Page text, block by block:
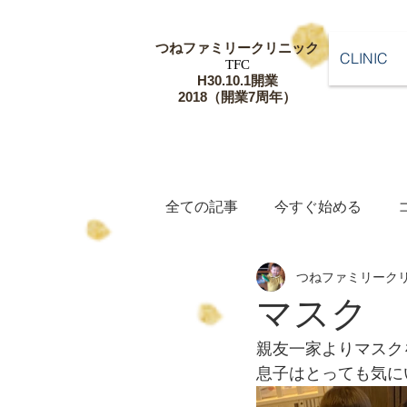
つねファミリークリニック
​TFC
​H30.10.1開業
​2018（開業7周年）
CLINIC
全ての記事 今すぐ始める
マスク
つねファミリーク
親友一家よりマス
息子はとっても気